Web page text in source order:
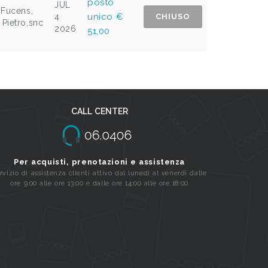
JUL
4
2026
posto
unico €
51,00
CHIUSO
CALL CENTER
Per acquisti, prenotazioni e assistenza
di assistenza clienti attivo dal lunedi al venerdi dalle
ore 9:00 alle ore 13:00 e dalle ore 14:00 alle ore 18:00